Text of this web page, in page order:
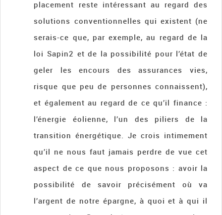
placement reste intéressant au regard des
solutions conventionnelles qui existent (ne
serais-ce que, par exemple, au regard de la
loi Sapin2 et de la possibilité pour l’état de
geler les encours des assurances vies,
risque que peu de personnes connaissent),
et également au regard de ce qu’il finance :
l’énergie éolienne, l’un des piliers de la
transition énergétique. Je crois intimement
qu’il ne nous faut jamais perdre de vue cet
aspect de ce que nous proposons : avoir la
possibilité de savoir précisément où va
l’argent de notre épargne, à quoi et à qui il